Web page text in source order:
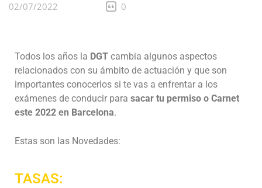
02/07/2022 0
Todos los años la DGT cambia algunos aspectos
relacionados con su ámbito de actuación y que son
importantes conocerlos si te vas a enfrentar a los
exámenes de conducir para sacar tu permiso o Carnet
este 2022 en Barcelona.
Estas son las Novedades:
TASAS: